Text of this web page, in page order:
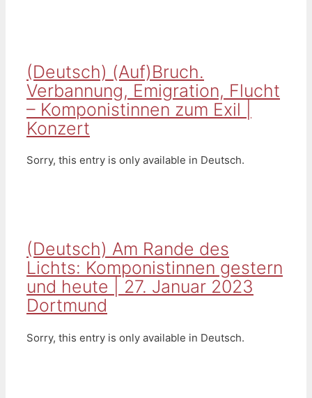
(Deutsch) (Auf)Bruch.
Verbannung, Emigration, Flucht
– Komponistinnen zum Exil |
Konzert
Sorry, this entry is only available in Deutsch.
(Deutsch) Am Rande des
Lichts: Komponistinnen gestern
und heute | 27. Januar 2023
Dortmund
Sorry, this entry is only available in Deutsch.